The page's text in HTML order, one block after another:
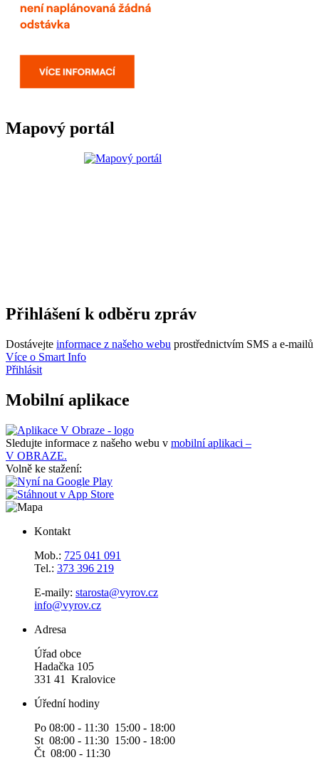
Mapový portál
Přihlášení k odběru zpráv
Dostávejte informace z našeho webu prostřednictvím SMS a e-mailů
Více o Smart Info
Přihlásit
Mobilní aplikace
Sledujte informace z našeho webu v mobilní aplikaci –
V OBRAZE.
Volně ke stažení:
Kontakt
Mob.: 725 041 091
Tel.: 373 396 219
E-maily: starosta@vyrov.cz
info@vyrov.cz
Adresa
Úřad obce
Hadačka 105
331 41 Kralovice
Úřední hodiny
Po 08:00 - 11:30 15:00 - 18:00
St 08:00 - 11:30 15:00 - 18:00
Čt 08:00 - 11:30